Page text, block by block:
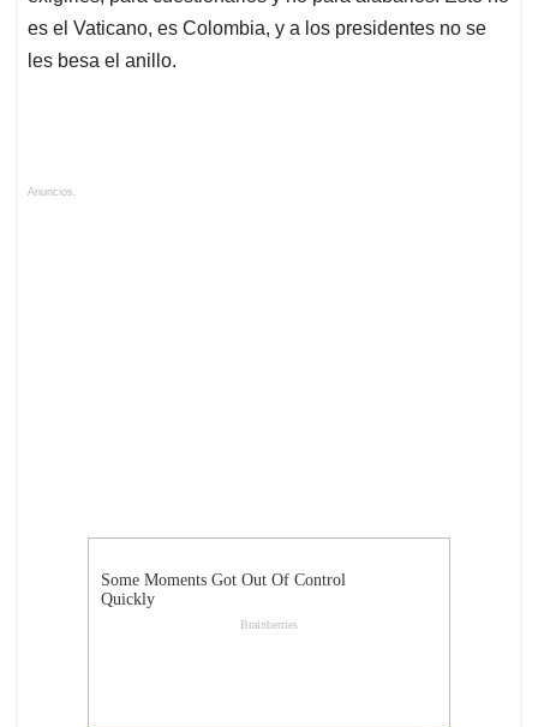
es el Vaticano, es Colombia, y a los presidentes no se
les besa el anillo.
Anuncios.